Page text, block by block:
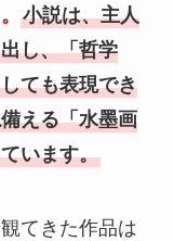
小説は、主人
し、「哲学
ても表現でき
える「水墨画
います。
てきた作品は